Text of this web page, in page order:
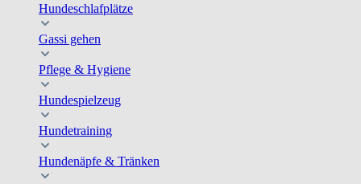
Hundeschlafplätze
Gassi gehen
Pflege & Hygiene
Hundespielzeug
Hundetraining
Hundenäpfe & Tränken